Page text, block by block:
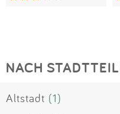
NACH
Altstadt (1)